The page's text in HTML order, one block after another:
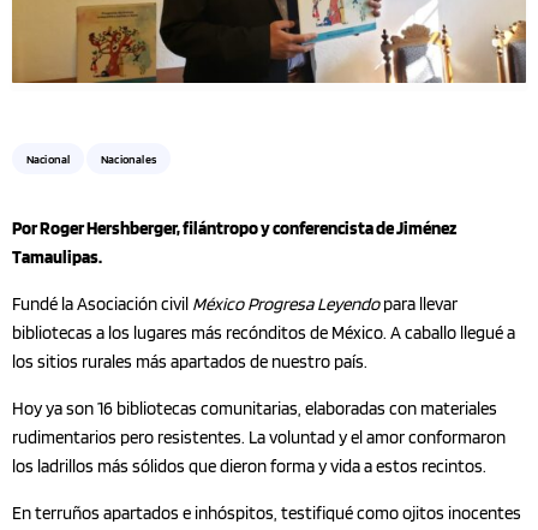
Nacional Nacionales
Por Roger Hershberger, filántropo y conferencista de Jiménez
Tamaulipas.
Fundé la Asociación civil México Progresa Leyendopara llevar
bibliotecas a los lugares más recónditos de México. A caballo llegué a
los sitios rurales más apartados de nuestro país.
Hoy ya son 16 bibliotecas comunitarias, elaboradas con materiales
rudimentarios pero resistentes. La voluntad y el amor conformaron
los ladrillos más sólidos que dieron forma y vida a estos recintos.
En terruños apartados e inhóspitos, testifiqué como ojitos inocentes